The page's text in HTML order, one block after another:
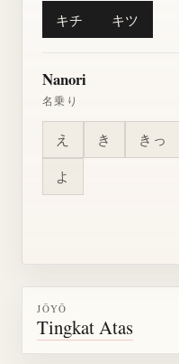
キチ キツ
Nanori
名乗り
え き きっ
よ
JŌYŌ
Tingkat Atas